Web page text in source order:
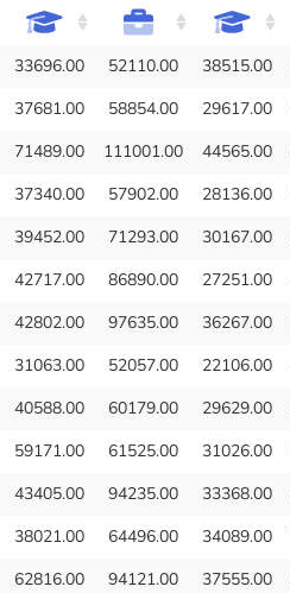
33696.00 52110.00 38515.00
37681.00 58854.00 29617.00
71489.00 111001.00 44565.00
37340.00 57902.00 28136.00
39452.00 71293.00 30167.00
42717.00 86890.00 27251.00
42802.00 97635.00 36267.00
31063.00 52057.00 22106.00
40588.00 60179.00 29629.00
59171.00 61525.00 31026.00
43405.00 94235.00 33368.00
38021.00 64496.00 34089.00
62816.00 94121.00 37555.00